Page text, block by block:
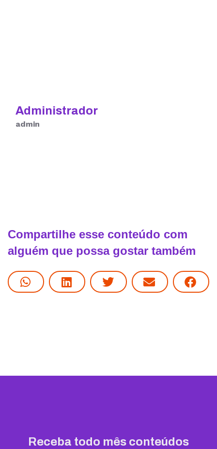
Administrador
admin
Compartilhe esse conteúdo com
alguém que possa gostar também
Receba todo mês conteúdos